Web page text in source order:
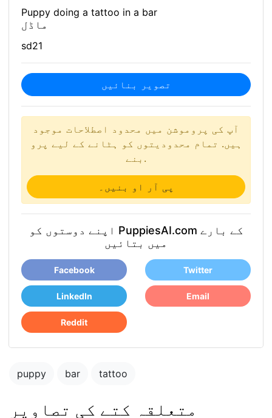
Puppy doing a tattoo in a bar
ماڈل
sd21
تصویر بنائیں
آپ کی پروموشن میں محدود اصطلاحات موجود
ہیں. تمام محدودیتوں کو ہٹانے کے لیے پرو
بنے.
پی آر او بنیں۔
اپنے دوستوں کو PuppiesAI.com کے بارے
میں بتائیں
Facebook Twitter
LinkedIn Email
Reddit
puppy bar tattoo
متعلقہ کتے کی تصاویر
puppy in the park